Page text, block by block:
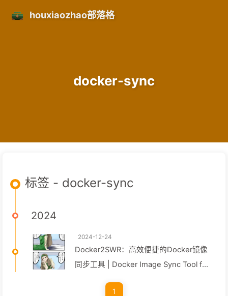
houxiaozhao部落格
docker-sync
标签 - docker-sync
2024
2024-12-24
Docker2SWR：高效便捷的Docker镜像
同步工具 | Docker Image Sync Tool for
1